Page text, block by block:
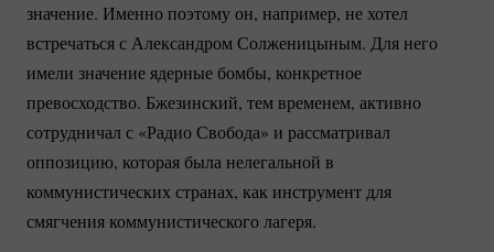
значение. Именно поэтому он, например, не хотел
встречаться с Александром Солженицыным. Для него
имели значение ядерные бомбы, конкретное
превосходство. Бжезинский, тем временем, активно
сотрудничал с «Радио Свобода» и рассматривал
оппозицию, которая была нелегальной в
коммунистических странах, как инструмент для
смягчения коммунистического лагеря.